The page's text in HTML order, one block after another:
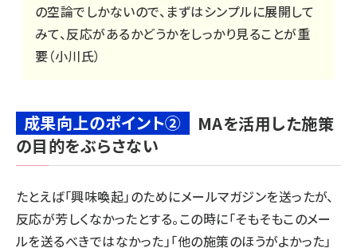
の空論でしかないので、まずはシンプルに展開して
みて、反応があるかどうかをしっかり見ることが重
要（小川氏）
成果向上のポイント②
MAを活用した施策
の目的をぶらさない
たとえば「興味喚起」のためにメールマガジンを送ったが、
反応が芳しくなかったとする。この時に「そもそもこのメー
ルを送るべきではなかった」「他の施策のほうがよかった」